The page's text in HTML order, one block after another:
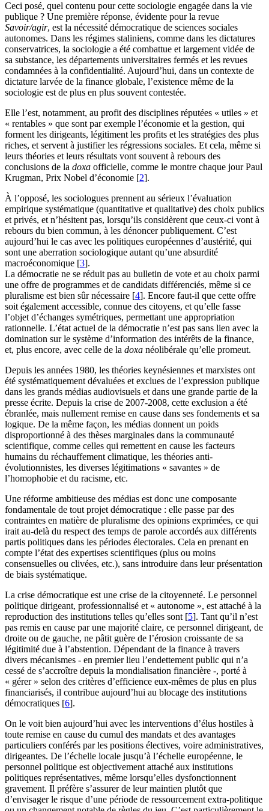
Ceci posé, quel contenu pour cette sociologie engagée dans la vie
publique ? Une première réponse, évidente pour la revue
Savoir/agir, est la nécessité démocratique de sciences sociales
autonomes. Dans les régimes staliniens, comme dans les dictatures
conservatrices, la sociologie a été combattue et largement vidée de
sa substance, les départements universitaires fermés et les revues
condamnées à la confidentialité. Aujourd’hui, dans un contexte de
dictature larvée de la finance globale, l’existence même de la
sociologie est de plus en plus souvent contestée.
Elle l’est, notamment, au profit des disciplines réputées « utiles » et
« rentables » que sont par exemple l’économie et la gestion, qui
forment les dirigeants, légitiment les profits et les stratégies des plus
riches, et servent à justifier les régressions sociales. Et cela, même si
leurs théories et leurs résultats vont souvent à rebours des
conclusions de la doxa officielle, comme le montre chaque jour Paul
Krugman, Prix Nobel d’économie [2].
À l’opposé, les sociologues prennent au sérieux l’évaluation
empirique systématique (quantitative et qualitative) des choix publics
et privés, et n’hésitent pas, lorsqu’ils considèrent que ceux-ci vont à
rebours du bien commun, à les dénoncer publiquement. C’est
aujourd’hui le cas avec les politiques européennes d’austérité, qui
sont une aberration sociologique autant qu’une absurdité
macroéconomique [3].
La démocratie ne se réduit pas au bulletin de vote et au choix parmi
une offre de programmes et de candidats différenciés, même si ce
pluralisme est bien sûr nécessaire [4]. Encore faut-il que cette offre
soit également accessible, connue des citoyens, et qu’elle fasse
l’objet d’échanges symétriques, permettant une appropriation
rationnelle. L’état actuel de la démocratie n’est pas sans lien avec la
domination sur le système d’information des intérêts de la finance,
et, plus encore, avec celle de la doxa néolibérale qu’elle promeut.
Depuis les années 1980, les théories keynésiennes et marxistes ont
été systématiquement dévaluées et exclues de l’expression publique
dans les grands médias audiovisuels et dans une grande partie de la
presse écrite. Depuis la crise de 2007-2008, cette exclusion a été
ébranlée, mais nullement remise en cause dans ses fondements et sa
logique. De la même façon, les médias donnent un poids
disproportionné à des thèses marginales dans la communauté
scientifique, comme celles qui remettent en cause les facteurs
humains du réchauffement climatique, les théories anti-
évolutionnistes, les diverses légitimations « savantes » de
l’homophobie et du racisme, etc.
Une réforme ambitieuse des médias est donc une composante
fondamentale de tout projet démocratique : elle passe par des
contraintes en matière de pluralisme des opinions exprimées, ce qui
irait au-delà du respect des temps de parole accordés aux différents
partis politiques dans les périodes électorales. Cela en prenant en
compte l’état des expertises scientifiques (plus ou moins
consensuelles ou clivées, etc.), sans introduire dans leur présentation
de biais systématique.
La crise démocratique est une crise de la citoyenneté. Le personnel
politique dirigeant, professionnalisé et « autonome », est attaché à la
reproduction des institutions telles qu’elles sont [5]. Tant qu’il n’est
pas remis en cause par une majorité claire, ce personnel dirigeant, de
droite ou de gauche, ne pâtit guère de l’érosion croissante de sa
légitimité due à l’abstention. Dépendant de la finance à travers
divers mécanismes - en premier lieu l’endettement public qui n’a
cessé de s’accroître depuis la mondialisation financière -, porté à
« gérer » selon des critères d’efficience eux-mêmes de plus en plus
financiarisés, il contribue aujourd’hui au blocage des institutions
démocratiques [6].
On le voit bien aujourd’hui avec les interventions d’élus hostiles à
toute remise en cause du cumul des mandats et des avantages
particuliers conférés par les positions électives, voire administratives,
dirigeantes. De l’échelle locale jusqu’à l’échelle européenne, le
personnel politique est objectivement attaché aux institutions
politiques représentatives, même lorsqu’elles dysfonctionnent
gravement. Il préfère s’assurer de leur maintien plutôt que
d’envisager le risque d’une période de ressourcement extra-politique